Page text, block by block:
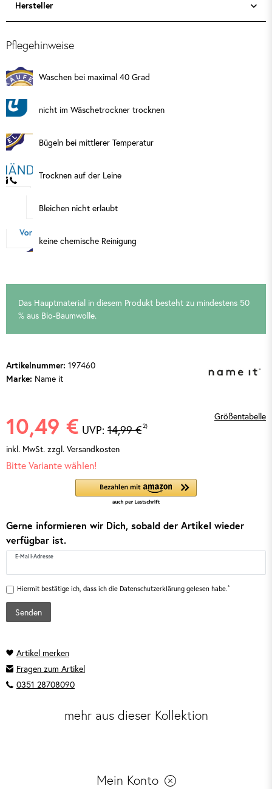
Hersteller
Pflegehinweise
Waschen bei maximal 40 Grad
nicht im Wäschetrockner trocknen
Bügeln bei mittlerer Temperatur
Trocknen auf der Leine
Bleichen nicht erlaubt
keine chemische Reinigung
Das Hauptmaterial in diesem Produkt besteht zu mindestens 50
% aus Bio-Baumwolle.
Artikelnummer: 197460
Marke: Name it
Größentabelle
10,49 € UVP: 14,99 €2)
inkl. MwSt. zzgl. Versandkosten
Bitte Variante wählen!
Gerne informieren wir Dich, sobald der Artikel wieder
verfügbar ist.
E-Mail-Adresse
Hiermit bestätige ich, dass ich die Daten­schutz­erklärunggelesen habe.*
Senden
Fragen zum Artikel
0351 28708090
mehr aus dieser Kollektion
Mein Konto